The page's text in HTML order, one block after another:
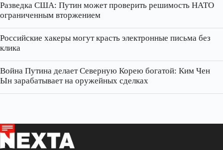
Разведка США: Путин может проверить решимость НАТО
ограниченным вторжением
Российские хакеры могут красть электронные письма без
клика
Война Путина делает Северную Корею богатой: Ким Чен
Ын зарабатывает на оружейных сделках